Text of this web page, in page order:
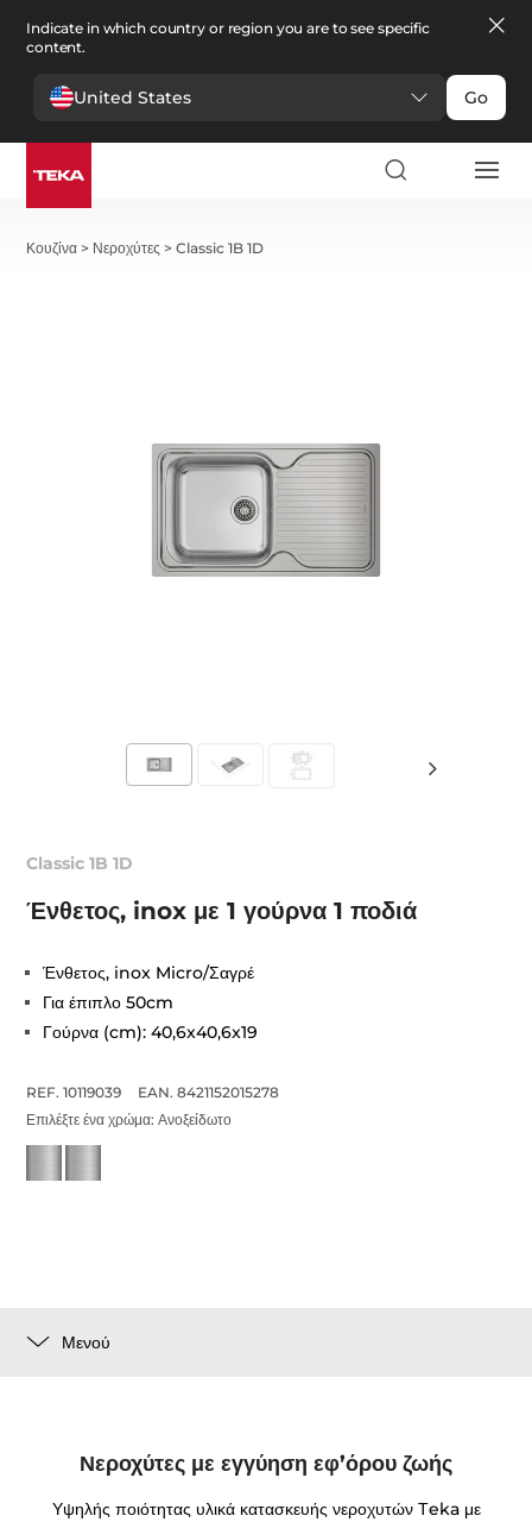
Indicate in which country or region you are to see specific
content.
United States Go
Κουζίνα > Νεροχύτες >Classic 1B 1D
Classic 1B 1D
Ένθετος, inox με 1 γούρνα 1 ποδιά
Ένθετος, inox Micro/Σαγρέ
Για έπιπλο 50cm
Γούρνα (cm): 40,6x40,6x19
REF. 10119039
EAN. 8421152015278
Επιλέξτε ένα χρώμα:Ανοξείδωτο
Μενού
Νεροχύτες με εγγύηση εφ’όρου ζωής
Υψηλής ποιότητας υλικά κατασκευής νεροχυτών Τeka με